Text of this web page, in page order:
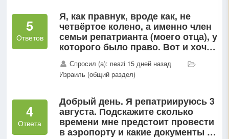
5
Ответов
Я, как правнук, вроде как, не
четвёртое колено, а именно член
семьи репатрианта (моего отца), у
которого было право. Вот и хочу
поддержка просто говорят "права
не имеешь"...
Спросил (а): neazi 15 дней назад
Израиль (общий раздел)
4
Ответа
Добрый день. Я репатриируюсь 3
августа. Подскажите сколько
времени мне предстоит провести
в аэропорту и какие документы я